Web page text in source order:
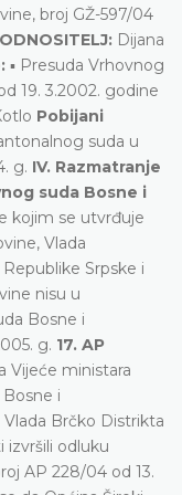
broj GŽ-597/04
Dijana
▪ Presuda Vrhovnog
19. 3.2002. godine
Pobijani
suda u
g. IV. Razmatranje
suda Bosne i
kojim se utvrđuje
Vlada
Srpske i
nisu u
Bosne i
g. 17. AP
Vijeće ministara
i
Brčko Distrikta
izvršili odluku
AP 228/04 od 13.